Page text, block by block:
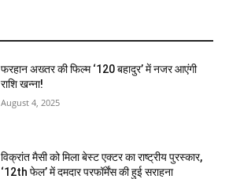
फरहान अख्तर की फिल्म ‘120 बहादुर’ में नजर आएंगी
राशि खन्ना!
August 4, 2025
विक्रांत मैसी को मिला बेस्ट एक्टर का राष्ट्रीय पुरस्कार,
‘12th फेल’ में दमदार परफॉर्मेंस की हुई सराहना